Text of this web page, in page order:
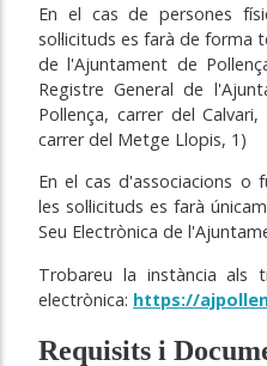
En el cas de persones
sol·licituds es farà de forma
de l'Ajuntament de
Registre General de
Pollença, carrer del
carrer del Metge Llopis, 1)
En el cas d'associacions o
les sol·licituds es farà
Seu Electrònica de
Trobareu la instància als
electrònica: https://
Requisits i